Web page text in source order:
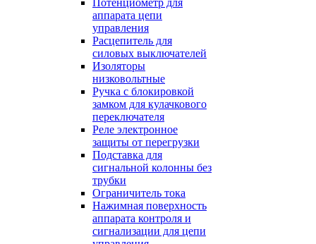
Потенциометр для
аппарата цепи
управления
Расцепитель для
силовых выключателей
Изоляторы
низковольтные
Ручка с блокировкой
замком для кулачкового
переключателя
Реле электронное
защиты от перегрузки
Подставка для
сигнальной колонны без
трубки
Ограничитель тока
Нажимная поверхность
аппарата контроля и
сигнализации для цепи